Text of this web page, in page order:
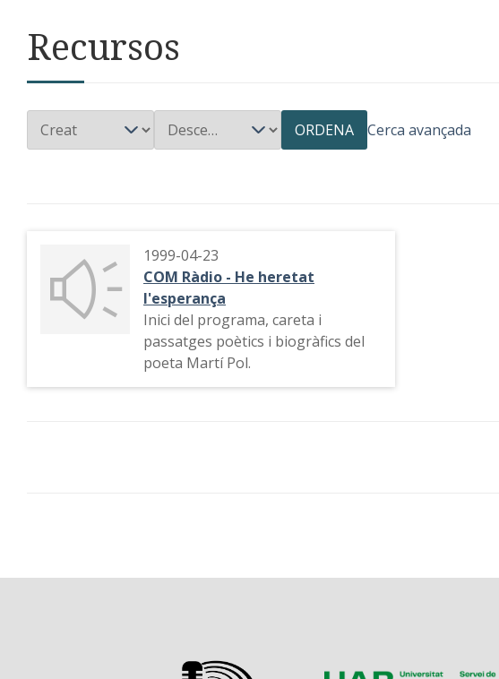
Recursos
ORDENA Cerca avançada
1999-04-23
COM Ràdio - He heretat
l'esperança
Inici del programa, careta i
passatges poètics i biogràfics del
poeta Martí Pol.